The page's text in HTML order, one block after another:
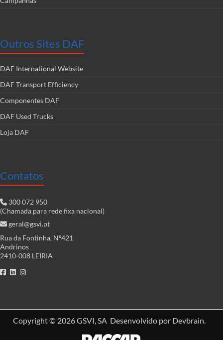
Outros Sites DAF
DAF International Website
DAF Transport Efficiency
Componentes DAF
DAF Used Trucks
Loja DAF
Contatos
300 072 950
(Chamada para rede fixa nacional)
geral@gsvi.pt
Rua da Fontinha, Nº421
Andrinos
2410-008 LEIRIA
Copyright © 2026GSVI, SA Desenvolvido por Devbrain.